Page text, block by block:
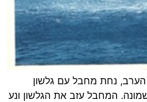
1987, בשעות הערב, נחת מחבל עם גלשון
המחבל עזב את הגלשון ונע